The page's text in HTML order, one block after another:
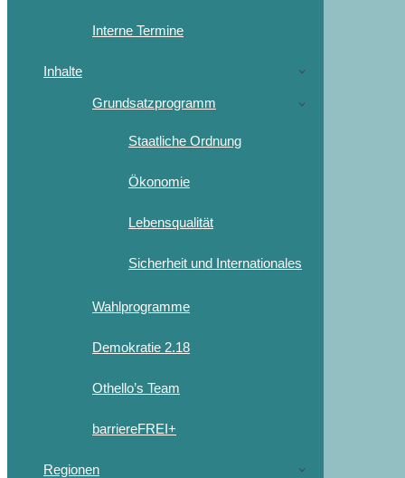
Interne Termine
Inhalte
Grundsatzprogramm
Staatliche Ordnung
Ökonomie
Lebensqualität
Sicherheit und Internationales
Wahlprogramme
Demokratie 2.18
Othello’s Team
barriereFREI+
Regionen